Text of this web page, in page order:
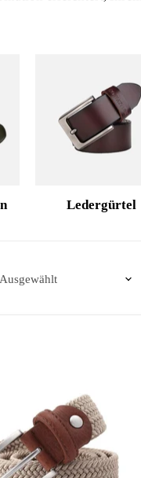
Ledergürtel